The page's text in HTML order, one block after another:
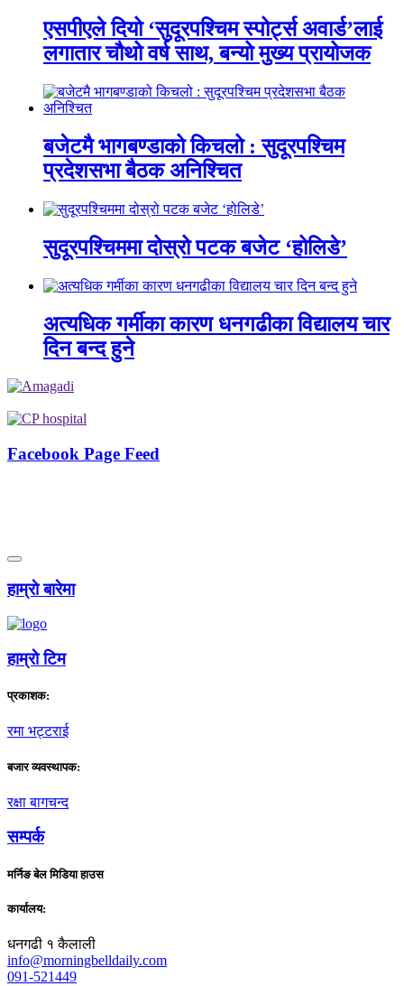
एसपीएले दियो ‘सुदूरपश्चिम स्पोर्ट्स अवार्ड’लाई
लगातार चौथो वर्ष साथ, बन्यो मुख्य प्रायोजक
बजेटमै भागबण्डाको किचलो : सुदूरपश्चिम
प्रदेशसभा बैठक अनिश्चित
सुदूरपश्चिममा दोस्रो पटक बजेट ‘होलिडे’
अत्यधिक गर्मीका कारण धनगढीका विद्यालय चार
दिन बन्द हुने
Facebook Page Feed
हाम्राे बारेमा
हाम्राे टिम
प्रकाशक:
रमा भट्टराई
बजार व्यवस्थापक:
रक्षा बागचन्द
सम्पर्क
मर्निङ बेल मिडिया हाउस
कार्यालय:
धनगढी १ कैलाली
info@morningbelldaily.com
091-521449